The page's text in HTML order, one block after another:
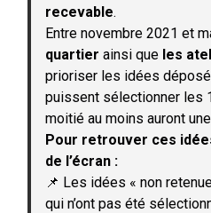
recevable.
Entre novembre 2021 et
quartier ainsi que les
prioriser les idées
puissent sélectionner les
moitié au moins auront
Pour retrouver ces
de l’écran :
📌 Les idées « non
qui n’ont pas été